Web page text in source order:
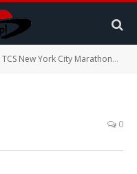
TCS New York City Marathon 2019 – 03.11.2019 r.
0